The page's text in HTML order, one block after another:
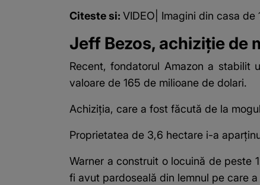
Citeste si: VIDEO| Imagini din casa
Jeff Bezos, achiziție de
Recent, fondatorul Amazon a
valoare de 165 de milioane de dolari.
Achiziţia, care a fost făcută de la
Proprietatea de 3,6 hectare i-a
Warner a construit o locuină de peste
fi avut pardoseală din lemnul pe care